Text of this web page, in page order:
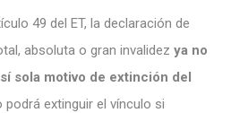
49 del ET, la declaración de
absoluta o gran invalidez ya no
sola motivo de extinción del
podrá extinguir el vínculo si